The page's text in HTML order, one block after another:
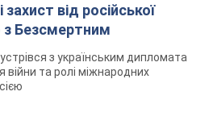
від російської
з Безсмертним
з українським дипломата
війни та ролі міжнародних